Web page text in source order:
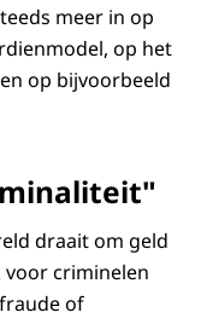
meer in op
op het
op bijvoorbeeld
draait om geld
voor criminelen
of